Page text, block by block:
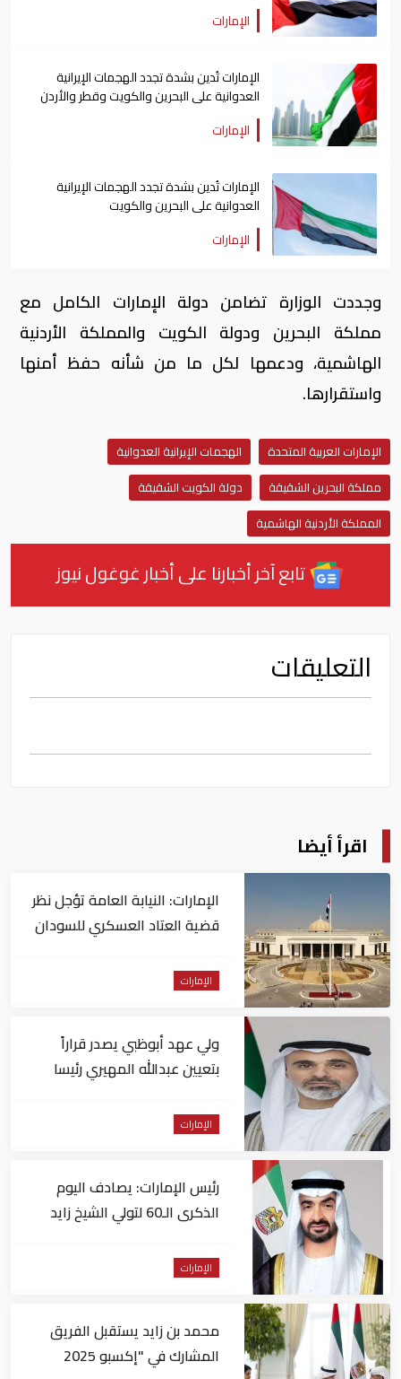
الإمارات
الإمارات تُدين بشدة تجدد الهجمات الإيرانية
العدوانية على البحرين والكويت وقطر والأردن
وعمان
الإمارات
الإمارات تُدين بشدة تجدد الهجمات الإيرانية
العدوانية على البحرين والكويت
الإمارات
وجددت الوزارة تضامن دولة الإمارات الكامل مع
مملكة البحرين ودولة الكويت والمملكة الأردنية
الهاشمية، ودعمها لكل ما من شأنه حفظ أمنها
واستقرارها.
الإمارات العربية المتحدة
الهجمات الإيرانية العدوانية
مملكة البحرين الشقيقة
دولة الكويت الشقيقة
المملكة الأردنية الهاشمية
تابع آخر أخبارنا على أخبار غوغول نيوز
التعليقات
اقرأ أيضا
الإمارات: النيابة العامة تؤجل نظر
قضية العتاد العسكري للسودان
الإمارات
ولي عهد أبوظبي يصدر قراراً
بتعيين عبدالله المهيري رئيسا
الإمارات
رئيس الإمارات: يصادف اليوم
الذكرى الـ60 لتولي الشيخ زايد
الإمارات
محمد بن زايد يستقبل الفريق
المشارك في "إكسبو 2025